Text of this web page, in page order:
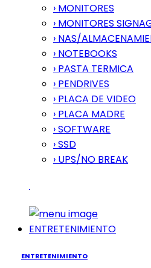
› MONITORES
› MONITORES
› NAS/
› NOTEBOOKS
› PASTA TERMICA
› PENDRIVES
› PLACA DE VIDEO
› PLACA MADRE
› SOFTWARE
› SSD
› UPS/NO BREAK
ENTRETENIMIENTO
ENTRETENIMIENTO